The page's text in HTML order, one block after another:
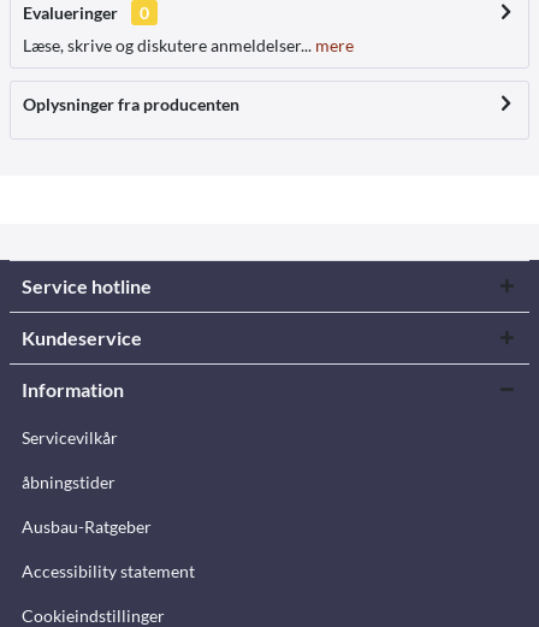
Evalueringer
0
Læse, skrive og diskutere anmeldelser... mere
Oplysninger fra producenten
Service hotline
Kundeservice
Information
Servicevilkår
åbningstider
Ausbau-Ratgeber
Accessibility statement
Cookieindstillinger